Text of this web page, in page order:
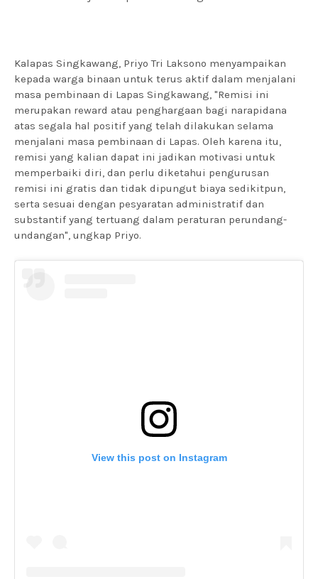
Kalapas Singkawang, Priyo Tri Laksono menyampaikan
kepada warga binaan untuk terus aktif dalam menjalani
masa pembinaan di Lapas Singkawang, "Remisi ini
merupakan reward atau penghargaan bagi narapidana
atas segala hal positif yang telah dilakukan selama
menjalani masa pembinaan di Lapas. Oleh karena itu,
remisi yang kalian dapat ini jadikan motivasi untuk
memperbaiki diri, dan perlu diketahui pengurusan
remisi ini gratis dan tidak dipungut biaya sedikitpun,
serta sesuai dengan pesyaratan administratif dan
substantif yang tertuang dalam peraturan perundang-
undangan", ungkap Priyo.
View this post on Instagram